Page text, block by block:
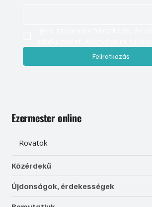
Feliratkozás
Ezermester online
Rovatok
Közérdekű
Újdonságok, érdekességek